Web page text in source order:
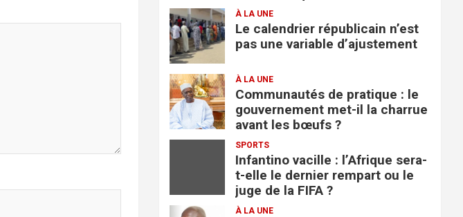
À LA UNE
Le calendrier républicain n’est
pas une variable d’ajustement
À LA UNE
Communautés de pratique : le
gouvernement met-il la charrue
avant les bœufs ?
SPORTS
Infantino vacille : l’Afrique sera-
t-elle le dernier rempart ou le
juge de la FIFA ?
À LA UNE